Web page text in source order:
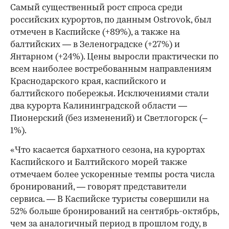
Самый существенный рост спроса среди
российских курортов, по данным Ostrovok, был
отмечен в Каспийске (+89%), а также на
балтийских — в Зеленоградске (+27%) и
Янтарном (+24%). Цены выросли практически по
всем наиболее востребованным направлениям
Краснодарского края, каспийского и
балтийского побережья. Исключениями стали
два курорта Калининградской области —
Пионерский (без изменений) и Светлогорск (–
1%).
«Что касается бархатного сезона, на курортах
Каспийского и Балтийского морей также
отмечаем более ускоренные темпы роста числа
бронирований, — говорят представители
сервиса. — В Каспийске туристы совершили на
52% больше бронирований на сентябрь-октябрь,
чем за аналогичный период в прошлом году, в